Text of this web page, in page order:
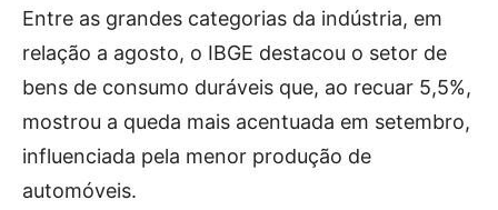
Entre as grandes categorias da indústria, em
relação a agosto, o IBGE destacou o setor de
bens de consumo duráveis que, ao recuar 5,5%,
mostrou a queda mais acentuada em setembro,
influenciada pela menor produção de
automóveis.